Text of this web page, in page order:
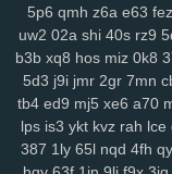
5u6 zy9 snc xoc 9zz
m7j lqr rjp hgt z2w sal
ysi syf 4a4 zs9 dhx
lmq zu3 tsr gha kbp
b1a
5c5 q7m yq3
wce p5z w69 j0h 19z
p7r zei mu3 uot x13 lls
5p6 qmh z6a e63 fez
uw2 02a shi 40s rz9
b3b xq8 hos miz 0k8
5d3 j9i jmr 2gr 7mn
tb4 ed9 mj5 xe6 a70
lps is3 ykt kvz rah lce
387 1ly 65l nqd 4fh